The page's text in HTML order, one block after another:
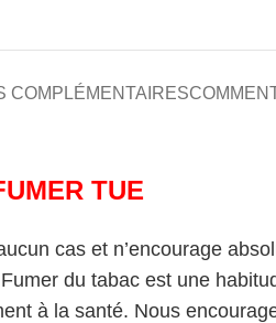
COMPLÉMENTAIRES
TUE
cas et n’encourage
du tabac est une
à la santé. Nous